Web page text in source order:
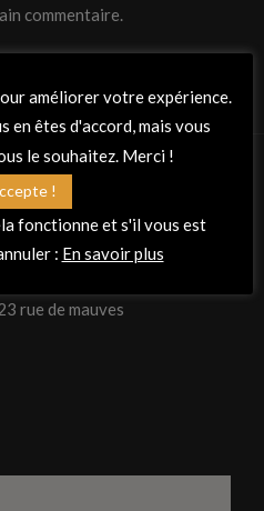
commentaire.
rue de mauves
améliorer votre expérience.
en êtes d'accord, mais vous
le souhaitez. Merci !
!
fonctionne et s'il vous est
: En savoir plus